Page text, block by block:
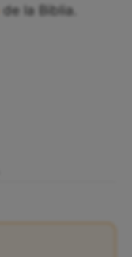
de la Biblia.